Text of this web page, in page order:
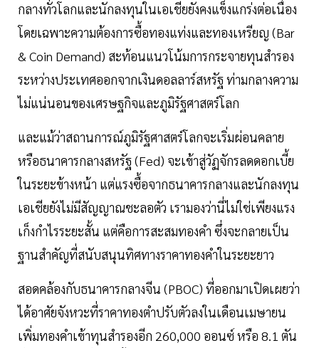
กลางทั่วโลกและนักลงทุนในเอเชียยังคงแข็งแกร่งต่อเนื่อง
โดยเฉพาะความต้องการซื้อทองแท่งและทองเหรียญ (Bar
& Coin Demand) สะท้อนแนวโน้มการกระจายทุนสำรอง
ระหว่างประเทศออกจากเงินดอลลาร์สหรัฐ ท่ามกลางความ
ไม่แน่นอนของเศรษฐกิจและภูมิรัฐศาสตร์โลก
และแม้ว่าสถานการณ์ภูมิรัฐศาสตร์โลกจะเริ่มผ่อนคลาย
หรือธนาคารกลางสหรัฐ (Fed) จะเข้าสู่วัฏจักรลดดอกเบี้ย
ในระยะข้างหน้า แต่แรงซื้อจากธนาคารกลางและนักลงทุน
เอเชียยังไม่มีสัญญาณชะลอตัว เรามองว่านี่ไม่ใช่เพียงแรง
เก็งกำไรระยะสั้น แต่คือการสะสมทองคำ ซึ่งจะกลายเป็น
ฐานสำคัญที่สนับสนุนทิศทางราคาทองคำในระยะยาว
สอดคล้องกับธนาคารกลางจีน (PBOC) ที่ออกมาเปิดเผยว่า
ได้อาศัยจังหวะที่ราคาทองตำปรับตัวลงในเดือนเมษายน
เพิ่มทองคำเข้าทุนสำรองอีก 260,000 ออนซ์ หรือ 8.1 ตัน